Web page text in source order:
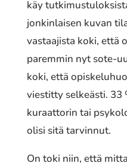
käy
jonkinlaisen kuvan
vastaajista koki, että
paremmin nyt sote-
koki, että
viestitty selkeästi. 33
kuraattorin tai
olisi sitä tarvinnut.
On toki niin, että